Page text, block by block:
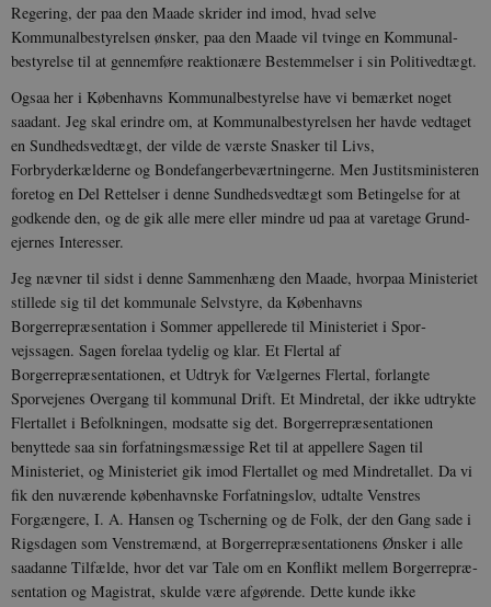
Regering, der paa den Maade skrider ind imod, hvad selve
Kommunalbestyrelsen ønsker, paa den Maade vil tvinge en Kommunal­
bestyrelse til at gennemføre reaktionære Bestemmelser i sin Politivedtægt.
Ogsaa her i Københavns Kommunal­bestyrelse have vi bemærket noget
saa­dant. Jeg skal erindre om, at Kommu­nalbestyrelsen her havde vedtaget
en Sundhedsvedtægt, der vilde de værste Snasker til Livs,
Forbryderkælderne og Bondefangerbeværtningerne. Men Justitsministeren
foretog en Del Rettelser i denne Sundhedsvedtægt som Betingelse for at
godkende den, og de gik alle mere eller mindre ud paa at varetage Grund­
ejernes Interesser.
Jeg nævner til sidst i denne Sam­menhæng den Maade, hvorpaa Ministeriet
stillede sig til det kommunale Selvstyre, da Københavns
Borgerrepræsentation i Sommer appellerede til Ministeriet i Spor­
vejssagen. Sagen forelaa tydelig og klar. Et Flertal af
Borgerrepræsentationen, et Udtryk for Vælgernes Flertal, forlangte
Sporvejenes Overgang til kommunal Drift. Et Mindretal, der ikke udtrykte
Flertallet i Befolkningen, modsatte sig det. Borger­repræsentationen
benyttede saa sin forfat­ningsmæssige Ret til at appellere Sagen til
Ministeriet, og Ministeriet gik imod Flertallet og med Mindretallet. Da vi
fik den nuværende københavnske Forfatnings­lov, udtalte Venstres
Forgængere, I. A. Hansen og Tscherning og de Folk, der den Gang sade i
Rigsdagen som Venstre­mænd, at Borgerrepræsentationens Ønsker i alle
saadanne Tilfælde, hvor det var Tale om en Konflikt mellem Borgerrepræ­
sentation og Magistrat, skulde være afgø­rende. Dette kunde ikke